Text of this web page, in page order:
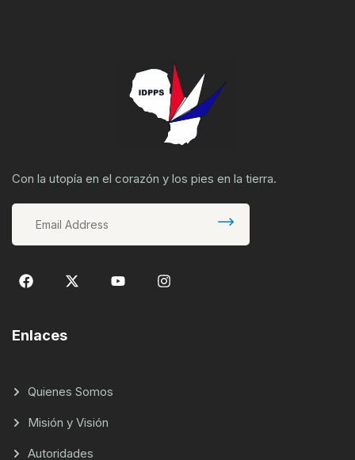
Con la utopía en el corazón y los pies en la tierra.
Enlaces
Quienes Somos
Misión y Visión
Autoridades